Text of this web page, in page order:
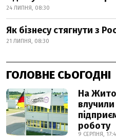
24 ЛИПНЯ, 08:30
Як бізнесу стягнути з
21 ЛИПНЯ, 08:30
ГОЛОВНЕ СЬОГОДНІ
На
роботу
9 СЕРПНЯ,